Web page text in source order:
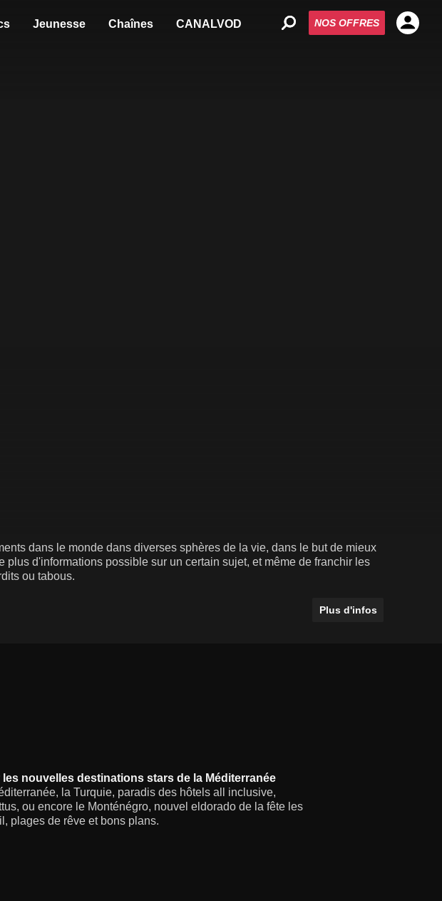
Jeunesse Chaînes CANALVOD NOS OFFRES
dans le monde dans diverses sphères de la vie, dans le but de mieux
plus d'informations possible sur un certain sujet, et même de franchir les
ou tabous.
Plus d'infos
nouvelles destinations stars de la Méditerranée
la Turquie, paradis des hôtels all inclusive,
ou encore le Monténégro, nouvel eldorado de la fête les
plages de rêve et bons plans.